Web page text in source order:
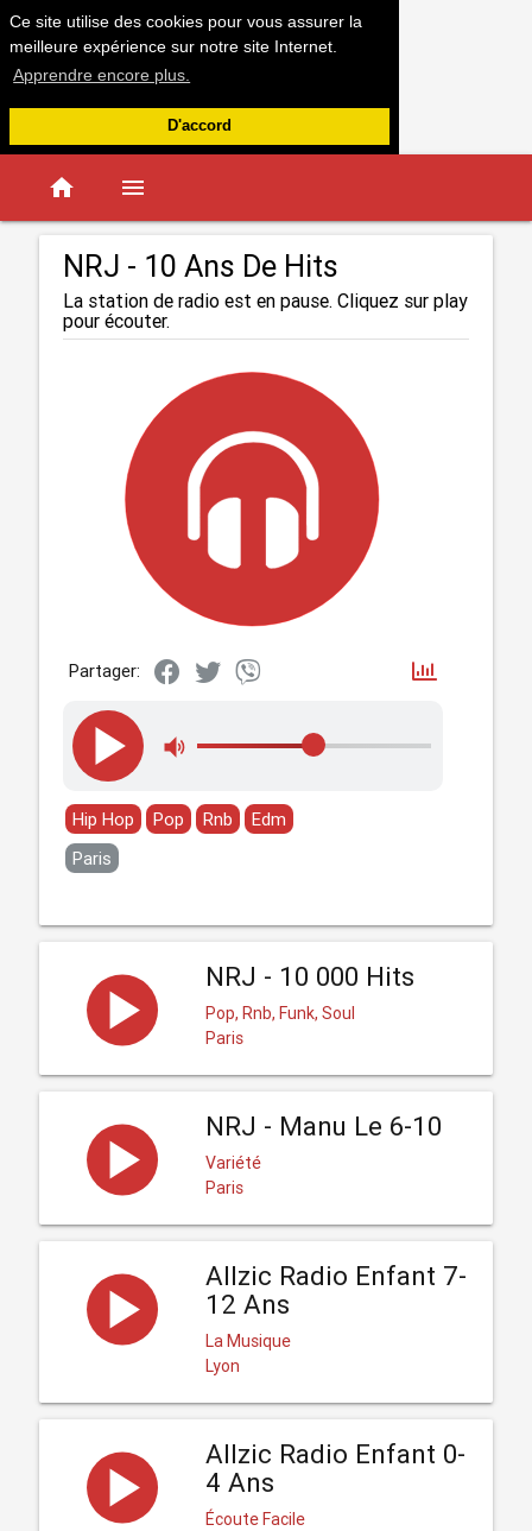
Ce site utilise des cookies pour vous assurer la
meilleure expérience sur notre site Internet.
Apprendre encore plus.
D'accord
home menu
NRJ - 10 Ans De Hits
La station de radio est en pause. Cliquez sur play
pour écouter.
Partager:
Hip Hop Pop Rnb
Edm
Paris
NRJ - 10 000 Hits
Pop, Rnb, Funk, Soul
Paris
NRJ - Manu Le 6-10
Variété
Paris
Allzic Radio Enfant 7-
12 Ans
La Musique
Lyon
Allzic Radio Enfant 0-
4 Ans
Écoute Facile